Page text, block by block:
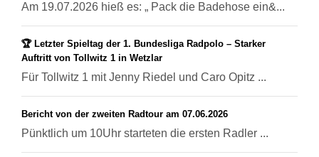
Am 19.07.2026 hieß es: „ Pack die Badehose ein&...
🏆 Letzter Spieltag der 1. Bundesliga Radpolo – Starker
Auftritt von Tollwitz 1 in Wetzlar
Für Tollwitz 1 mit Jenny Riedel und Caro Opitz ...
Bericht von der zweiten Radtour am 07.06.2026
Pünktlich um 10Uhr starteten die ersten Radler ...